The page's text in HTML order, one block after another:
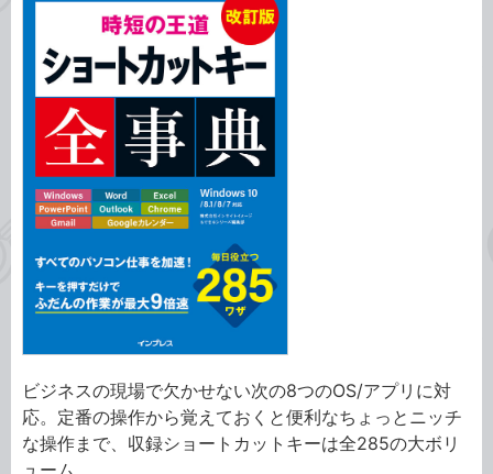
ビジネスの現場で欠かせない次の8つのOS/アプリに対
応。定番の操作から覚えておくと便利なちょっとニッチ
な操作まで、収録ショートカットキーは全285の大ボリ